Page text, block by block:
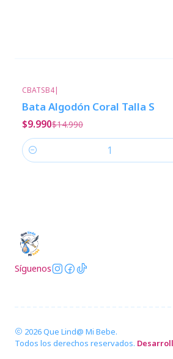
CBATSB4|
Bata Algodón Coral Talla S
$9.990$14.990
Cantidad
Síguenos
2026 Que Lind@ Mi Bebe.
Todos los derechos reservados.